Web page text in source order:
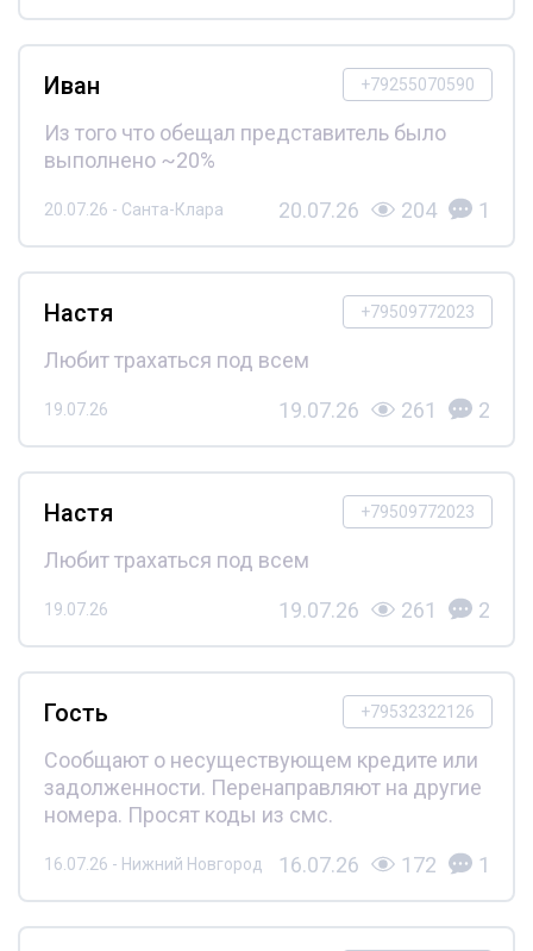
+79255070590
Иван
Из того что обещал представитель было
выполнено ~20%
20.07.26 - Санта-Клара 20.07.26 204 1
+79509772023
Настя
Любит трахаться под всем
19.07.26 19.07.26 261 2
+79509772023
Настя
Любит трахаться под всем
19.07.26 19.07.26 261 2
+79532322126
Гость
Сообщают о несуществующем кредите или
задолженности. Перенаправляют на другие
номера. Просят коды из смс.
16.07.26 - Нижний Новгород 16.07.26 172 1